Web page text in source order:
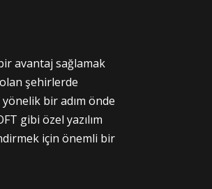
avantaj sağlamak
şehirlerde
bir adım önde
gibi özel yazılım
için önemli bir